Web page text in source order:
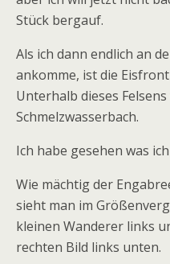
Stück bergauf.
Als ich dann endlich an
ankomme, ist die
Unterhalb dieses
Schmelzwasserbach.
Ich habe gesehen was
Wie mächtig der
sieht man im
kleinen Wanderer links
rechten Bild links unten.